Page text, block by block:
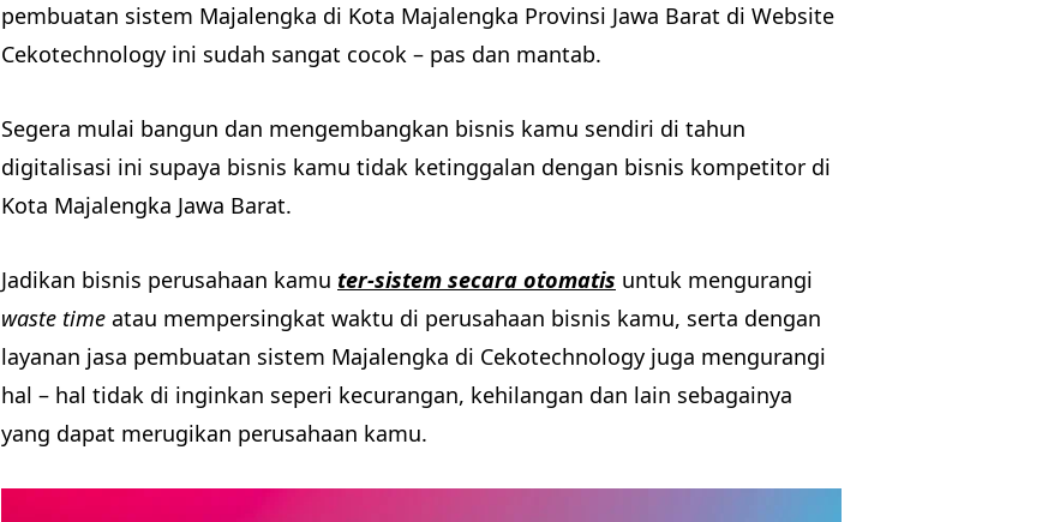
pembuatan sistem Majalengka di Kota Majalengka Provinsi Jawa Barat di Website
Cekotechnology ini sudah sangat cocok – pas dan mantab.
Segera mulai bangun dan mengembangkan bisnis kamu sendiri di tahun
digitalisasi ini supaya bisnis kamu tidak ketinggalan dengan bisnis kompetitor di
Kota Majalengka Jawa Barat.
Jadikan bisnis perusahaan kamu ter-sistem secara otomatis untuk mengurangi
waste time atau mempersingkat waktu di perusahaan bisnis kamu, serta dengan
layanan jasa pembuatan sistem Majalengka di Cekotechnology juga mengurangi
hal – hal tidak di inginkan seperi kecurangan, kehilangan dan lain sebagainya
yang dapat merugikan perusahaan kamu.